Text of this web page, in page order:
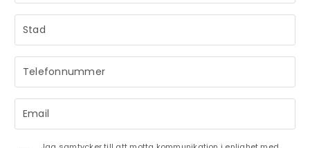
STRÅLANDE!
Ditt meddelande är mottaget och vi återkommer till dig
så snart vi har möjlighet.